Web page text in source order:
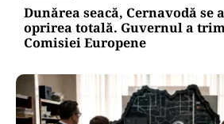
Dunărea seacă, Cernavodă se
oprirea totală. Guvernul a
Comisiei Europene